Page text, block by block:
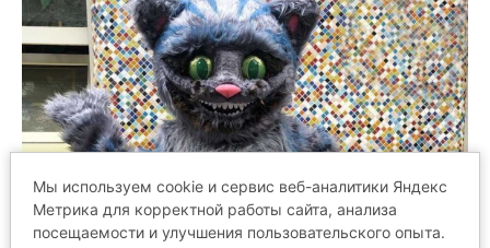
Мы используем cookie и сервис веб-аналитики Яндекс
Метрика для корректной работы сайта, анализа
посещаемости и улучшения пользовательского опыта.